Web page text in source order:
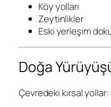
Köy yolları
Zeytinlikler
Eski yerleşim
Doğa
Çevredeki kırsal yollar: